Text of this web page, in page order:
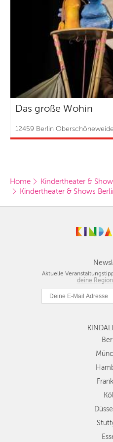
Das große Wohin
12459 Berlin
Home
Kindertheater &
Kindertheater & Shows
Aktuelle
deine Region
Berlin
Hamburg
Köln
Düsseldorf
Stuttgart
Essen
Dresden
Nürnberg
Wien
Zürich